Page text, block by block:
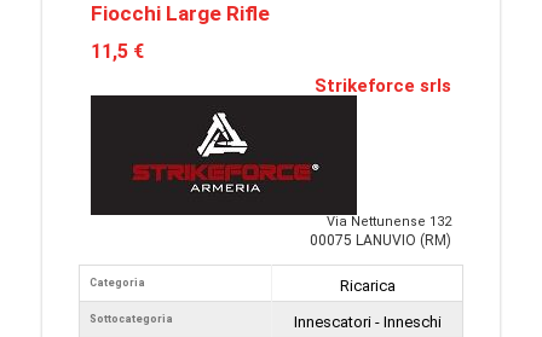
Fiocchi Large Rifle
11,5 €
Strikeforce srls
Via Nettunense 132
00075 LANUVIO (RM)
Categoria
Sottocategoria
Ricarica
Innescatori - Inneschi